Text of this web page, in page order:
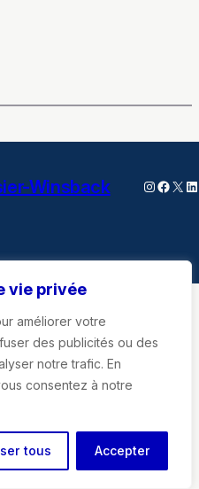
vie privée
améliorer votre
des publicités ou des
notre trafic. En
consentez à notre
tous Accepter
Winsback X